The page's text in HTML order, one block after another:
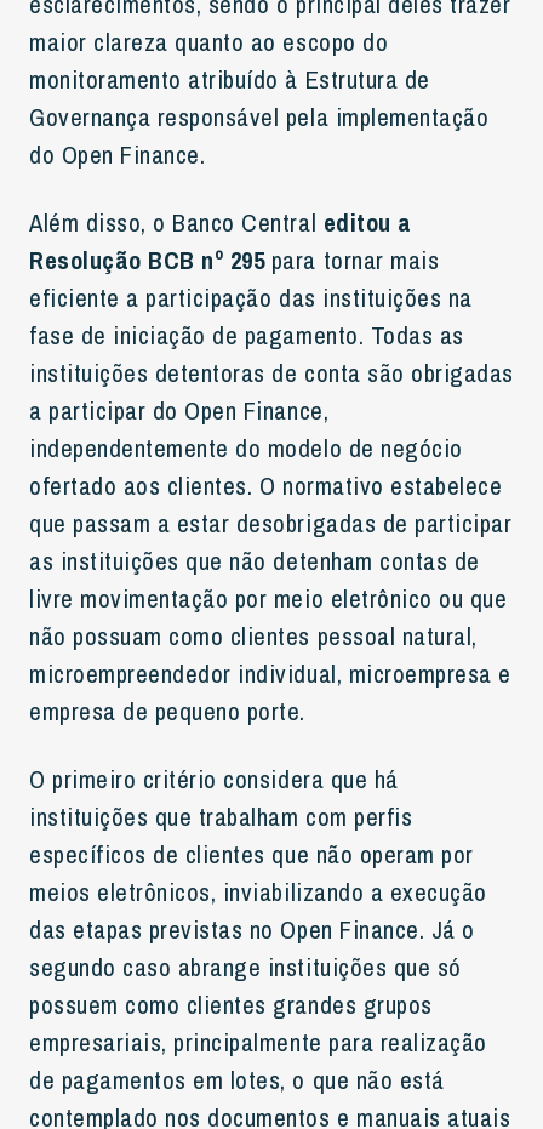
maior clareza quanto ao escopo do
monitoramento atribuído à Estrutura de
Governança responsável pela implementação
do Open Finance.
Além disso, o Banco Central editou a
Resolução BCB nº 295para tornar mais
eficiente a participação das instituições na
fase de iniciação de pagamento. Todas as
instituições detentoras de conta são obrigadas
a participar do Open Finance,
independentemente do modelo de negócio
ofertado aos clientes. O normativo estabelece
que passam a estar desobrigadas de participar
as instituições que não detenham contas de
livre movimentação por meio eletrônico ou que
não possuam como clientes pessoal natural,
microempreendedor individual, microempresa e
empresa de pequeno porte.
O primeiro critério considera que há
instituições que trabalham com perfis
específicos de clientes que não operam por
meios eletrônicos, inviabilizando a execução
das etapas previstas no Open Finance. Já o
segundo caso abrange instituições que só
possuem como clientes grandes grupos
empresariais, principalmente para realização
de pagamentos em lotes, o que não está
contemplado nos documentos e manuais atuais